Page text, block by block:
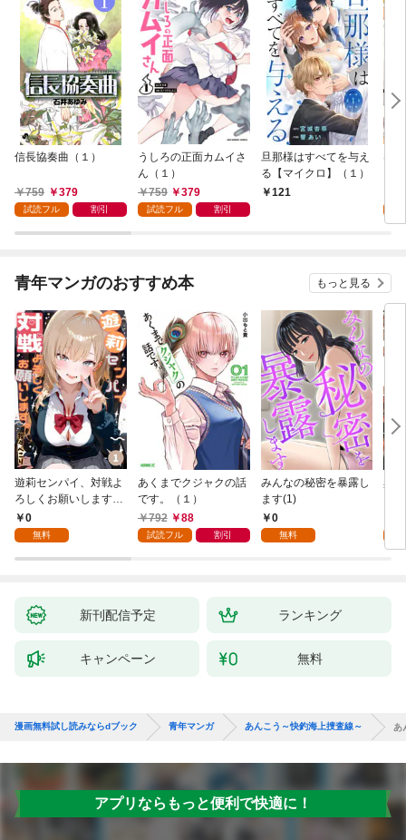
信長協奏曲（１）
759 379
試読フル 割引
うしろの正面カムイさ
ん（１）
759
379
試読フル 割引
旦那様はすべてを与え
る【マイクロ】（１）
121
は
青年マンガのおすすめ本 もっと見る
遊莉センパイ、対戦よ
ろしくお願いします。
1 0
無料
あくまでクジャクの話
です。（１）
792
88
試読フル 割引
みんなの秘密を暴露し
ます(1)
0
無料
異
新刊配信予定 ランキング
キャンペーン 無料
漫画無料試し読みならdブック 青年マンガ あんこう～快釣海上捜査線～ あ
アプリならもっと便利で快適に！